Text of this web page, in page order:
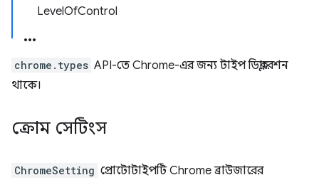
LevelOfControl
chrome.types API-তে Chrome-এর জন্য টাইপ ডিক্লারেশন
থাকে।
ক্রোম সেটিংস
ChromeSetting প্রোটোটাইপটি Chrome ব্রাউজারের